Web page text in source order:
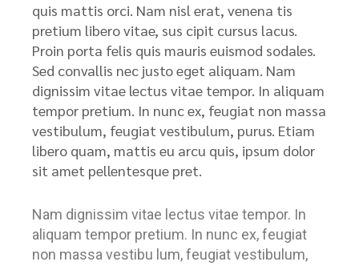
quis mattis orci. Nam nisl erat, venena tis
pretium libero vitae, sus cipit cursus lacus.
Proin porta felis quis mauris euismod sodales.
Sed convallis nec justo eget aliquam. Nam
dignissim vitae lectus vitae tempor. In aliquam
tempor pretium. In nunc ex, feugiat non massa
vestibulum, feugiat vestibulum, purus. Etiam
libero quam, mattis eu arcu quis, ipsum dolor
sit amet pellentesque pret.
Nam dignissim vitae lectus vitae tempor. In
aliquam tempor pretium. In nunc ex, feugiat
non massa vestibu lum, feugiat vestibulum,